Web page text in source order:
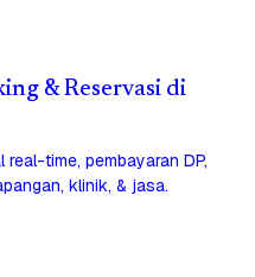
& Reservasi di
time, pembayaran DP,
klinik, & jasa.